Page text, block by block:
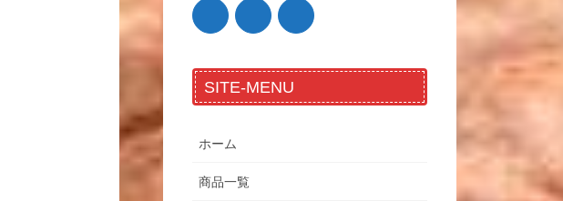
SITE-MENU
ホーム
商品一覧